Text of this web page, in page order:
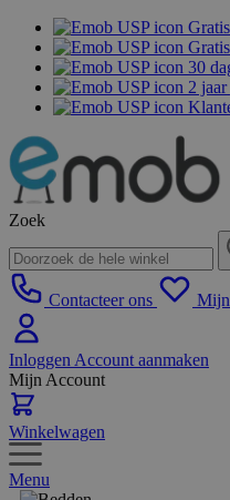
30
2
Zoek
Contacteer ons
Inloggen Account aanmaken
Mijn Account
Winkelwagen
Menu